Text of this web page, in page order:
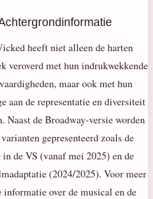
heeft niet alleen de harten
veroverd met hun indrukwekkende
maar ook met hun
aan de representatie en diversiteit
Naast de Broadway-versie worden
gepresenteerd zoals de
de VS (vanaf mei 2025) en de
(2024/2025). Voor meer
informatie over de musical en de